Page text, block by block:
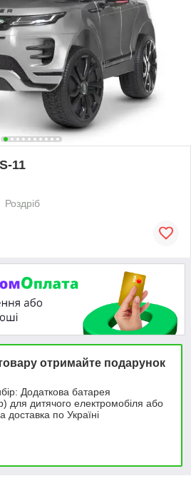
11
Роздріб
отримайте подарунок
Додаткова батарея
для дитячого електромобіля або
доставка по Україні